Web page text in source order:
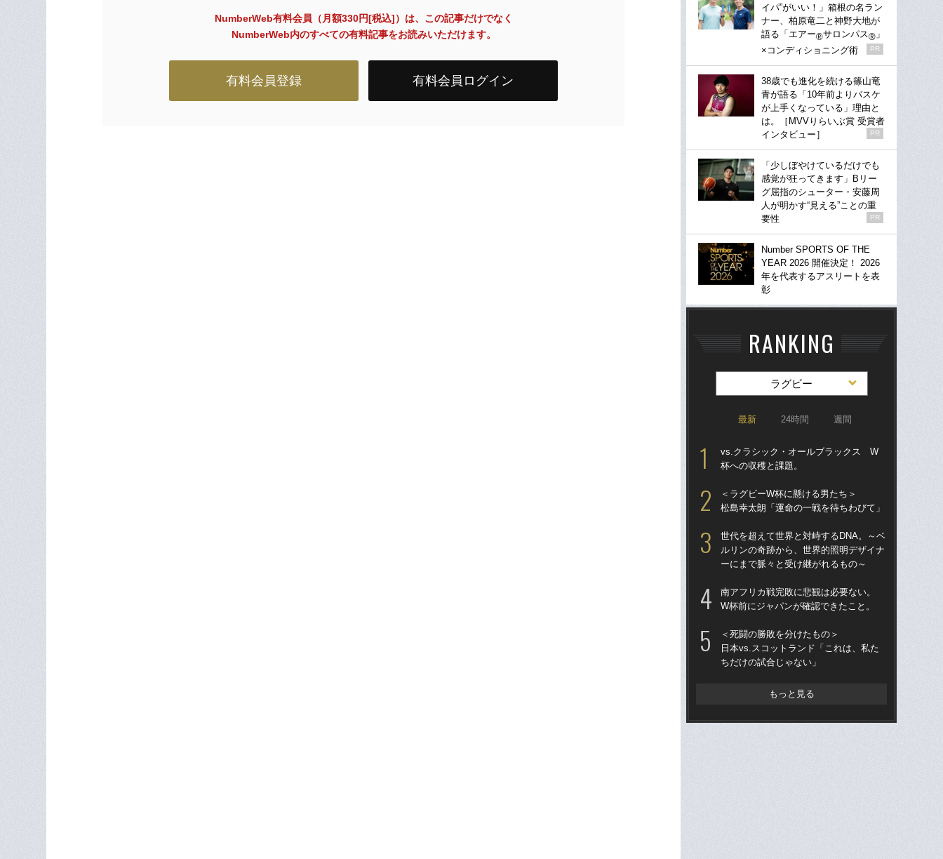
NumberWeb有料会員（月額330円[税込]）は、この記事だけでなく
NumberWeb内のすべての有料記事をお読みいただけます。
有料会員登録 有料会員ログイン
イパ”がいい！」箱根の名ラン
ナー、柏原竜二と神野大地が
語る「エアー®サロンパス® 」
×コンディショニング術
PR
38歳でも進化を続ける篠山竜
青が語る「10年前よりバスケ
が上手くなっている」理由と
は。［MVVりらいぶ賞 受賞者
インタビュー］
PR
「少しぼやけているだけでも
感覚が狂ってきます」Bリー
グ屈指のシューター・安藤周
人が明かす“見える”ことの重
要性
PR
Number SPORTS OF THE
YEAR 2026 開催決定！ 2026
年を代表するアスリートを表
彰
RANKING
ラグビー
最新 24時間 週間
vs.クラシック・オールブラックス W
杯への収穫と課題。
＜ラグビーW杯に懸ける男たち＞
松島幸太朗「運命の一戦を待ちわびて」
世代を超えて世界と対峙するDNA。～ベ
ルリンの奇跡から、世界的照明デザイナ
ーにまで脈々と受け継がれるもの～
南アフリカ戦完敗に悲観は必要ない。
W杯前にジャパンが確認できたこと。
＜死闘の勝敗を分けたもの＞
日本vs.スコットランド「これは、私た
ちだけの試合じゃない」
もっと見る